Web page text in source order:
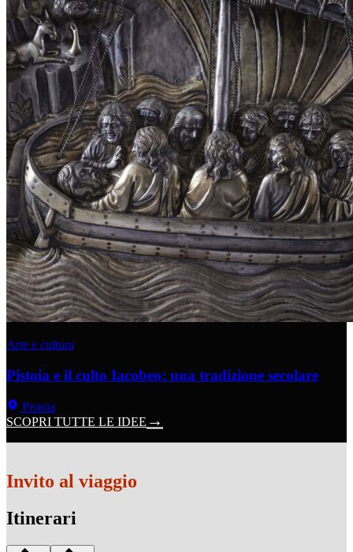
Arte e cultura
Pistoia e il culto Iacobeo: una tradizione secolare
Pistoia
SCOPRI TUTTE LE IDEE
Invito al viaggio
Itinerari